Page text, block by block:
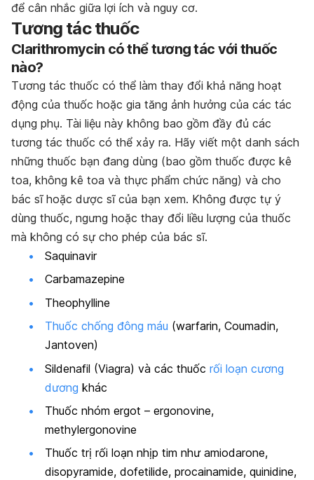
để cân nhắc giữa lợi ích và nguy cơ.
Tương tác thuốc
Clarithromycin có thể tương tác với thuốc
nào?
Tương tác thuốc có thể làm thay đổi khả năng hoạt
động của thuốc hoặc gia tăng ảnh hưởng của các tác
dụng phụ. Tài liệu này không bao gồm đầy đủ các
tương tác thuốc có thể xảy ra. Hãy viết một danh sách
những thuốc bạn đang dùng (bao gồm thuốc được kê
toa, không kê toa và thực phẩm chức năng) và cho
bác sĩ hoặc dược sĩ của bạn xem. Không được tự ý
dùng thuốc, ngưng hoặc thay đổi liều lượng của thuốc
mà không có sự cho phép của bác sĩ.
Saquinavir
Carbamazepine
Theophylline
Thuốc chống đông máu (warfarin, Coumadin,
Jantoven)
Sildenafil (Viagra) và các thuốc rối loạn cương
dương khác
Thuốc nhóm ergot – ergonovine,
methylergonovine
Thuốc trị rối loạn nhịp tim như amiodarone,
disopyramide, dofetilide, procainamide, quinidine,